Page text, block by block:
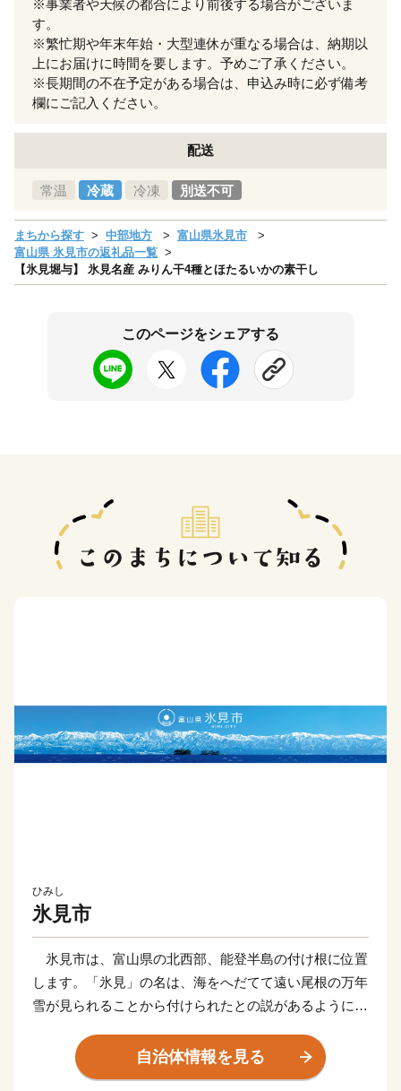
※事業者や天候の都合により前後する場合がございま
す。
※繁忙期や年末年始・大型連休が重なる場合は、納期以
上にお届けに時間を要します。予めご了承ください。
※長期間の不在予定がある場合は、申込み時に必ず備考
欄にご記入ください。
配送
常温 冷蔵 冷凍 別送不可
まちから探す 中部地方
富山県氷見市
富山県 氷見市の返礼品一覧
【氷見堀与】 氷見名産 みりん干4種とほたるいかの素干し
このページをシェアする
ひみし
氷見市
氷見市は、富山県の北西部、能登半島の付け根に位置
します。「氷見」の名は、海をへだてて遠い尾根の万年
雪が見られることから付けられたとの説があるように、
いらっしゃると思います。2016年に開業した北陸新幹
線「新高岡駅」から、城端駅・氷見線に乗り継いで終着
自治体情報を見る